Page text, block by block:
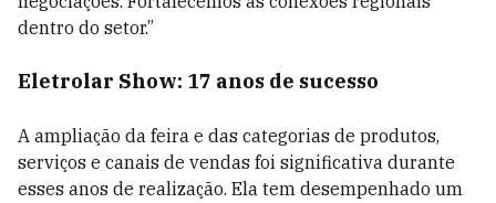
dentro do setor.”
Eletrolar Show: 17 anos de sucesso
A ampliação da feira e das categorias de produtos,
serviços e canais de vendas foi significativa durante
esses anos de realização. Ela tem desempenhado um